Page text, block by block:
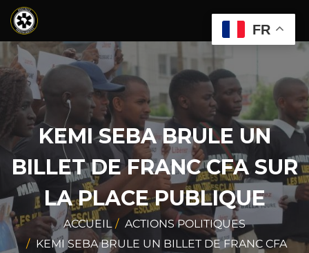
KEMI SEBA BRULE UN
BILLET DE FRANC CFA SUR
LA PLACE PUBLIQUE
ACCUEIL
ACTIONS POLITIQUES
KEMI SEBA BRULE UN BILLET DE FRANC CFA
FR